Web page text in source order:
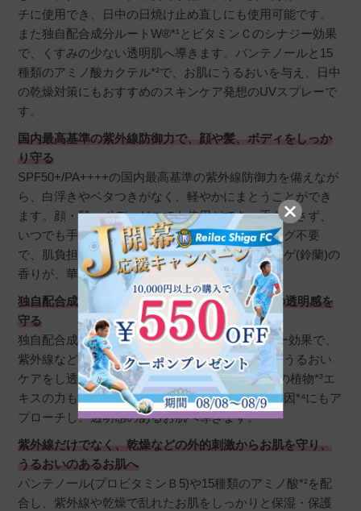
チに使用でき、日中の日焼け止め直しにも使用可能です。
また独自配合成分ルートW®*¹とビタミンＣのシナジー効果
で、くすみの少ない透明肌へ導きます。パンテノールと15
種類のアミノ酸カクテル*²で、お肌にうるおいを与え、日中
の乾燥対策にもおすすめのスキンケア発想のUVスプレーで
す。
国内最高基準の紫外線防御力で、顔や髪、ボディをしっか
り守る
SPF50+/PA++++の国内最高基準の紫外線防御力を備えなが
ら、白浮きやベタつきがなく、軽やかにまとうことができ
ます。顔・髪・ボディどこでも使用ができ、手を汚さず、
いつでも手軽に塗り直しが可能です。クレンジング不要
で、肌負担も軽減します。また、フローラルミュゲ(鈴蘭)の
香りが、華やかな香りを纏います。
独自配合成分ルートW®*¹とビタミンCの力で肌の透明感を
守る
独自配合成分ルートW®*¹とビタミンＣのシナジー効果で、
紫外線などのダメージを受けたお肌にもしっかりうるおい
ケアをし透明感を守ります。フラーレンや9種類の植物*³エ
キスの力も加わることで、乾燥による肌荒れの要因*⁴にもア
プローチし、透明感のあるお肌へ導きます。
紫外線だけでなく、乾燥などの外的刺激からお肌を守り、
うるおいのあるお肌へ
パンテノール(プロビタミンＢ5)や15種類のアミノ酸*²を配
合し、紫外線や乾燥で乱れたお肌をしっかりと保湿・保護